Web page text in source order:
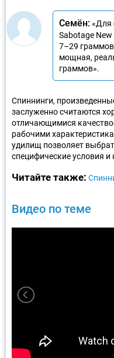
Семён:«Для
Sabotage
7–29
мощная,
граммов».
Спиннинги,
заслуженно считаются
отличающимися
рабочими
удилищ позволяет
специфические условия
Читайте также:
Видео по теме